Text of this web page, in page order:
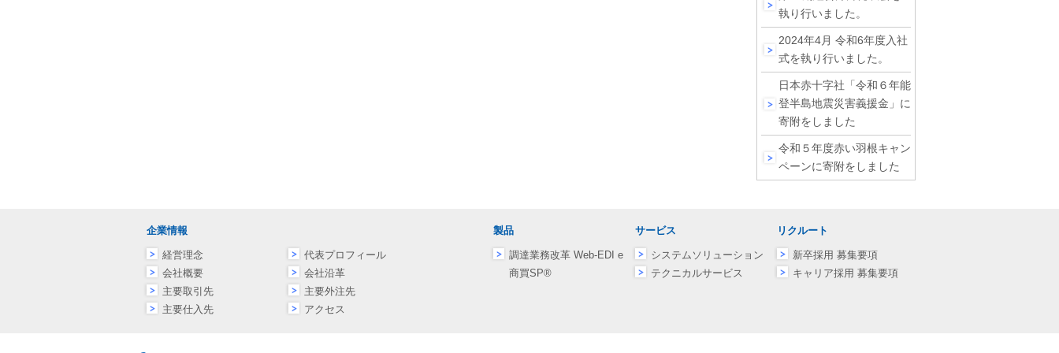
執り行いました。
2024年4月 令和6年度入社
式を執り行いました。
日本赤十字社「令和６年能
登半島地震災害義援金」に
寄附をしました
令和５年度赤い羽根キャン
ペーンに寄附をしました
企業情報
経営理念
代表プロフィール
会社概要
会社沿革
主要取引先
主要外注先
主要仕入先
アクセス
製品
調達業務改革 Web-EDI e
商買SP®
サービス
システムソリューション
テクニカルサービス
リクルート
新卒採用 募集要項
キャリア採用 募集要項